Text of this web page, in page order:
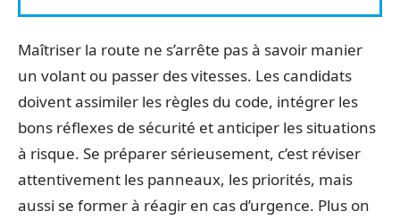
Maîtriser la route ne s’arrête pas à savoir manier
un volant ou passer des vitesses. Les candidats
doivent assimiler les règles du code, intégrer les
bons réflexes de sécurité et anticiper les situations
à risque. Se préparer sérieusement, c’est réviser
attentivement les panneaux, les priorités, mais
aussi se former à réagir en cas d’urgence. Plus on